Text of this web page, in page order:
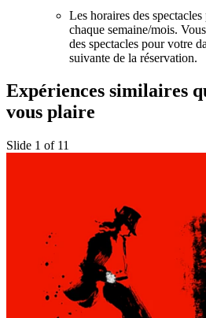
Les horaires des
chaque semaine/mois.
des spectacles pour votre
suivante de la réservation.
Expériences similaires
vous plaire
Slide 1 of 11